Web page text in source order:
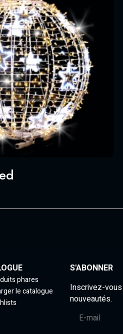
phares
le catalogue
S'ABONNER
Inscrivez-
nouveautés.